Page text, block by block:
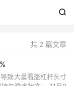

共 2 篇文章
致大量看涨杠杆头寸